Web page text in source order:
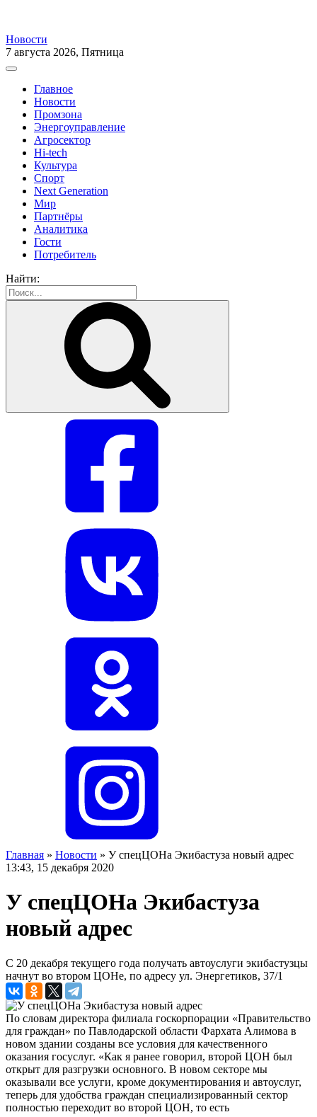
Новости
7 августа 2026, Пятница
Главное
Новости
Промзона
Энергоуправление
Агросектор
Hi-tech
Культура
Спорт
Next Generation
Мир
Партнёры
Аналитика
Гости
Потребитель
Найти:
Главная » Новости » У спецЦОНа Экибастуза новый адрес
13:43, 15 декабря 2020
У спецЦОНа Экибастуза
новый адрес
С 20 декабря текущего года получать автоуслуги экибастузцы
начнут во втором ЦОНе, по адресу ул. Энергетиков, 37/1
По словам директора филиала госкорпорации «Правительство
для граждан» по Павлодарской области Фархата Алимова в
новом здании созданы все условия для качественного
оказания госуслуг. «Как я ранее говорил, второй ЦОН был
открыт для разгрузки основного. В новом секторе мы
оказывали все услуги, кроме документирования и автоуслуг,
теперь для удобства граждан специализированный сектор
полностью переходит во второй ЦОН, то есть